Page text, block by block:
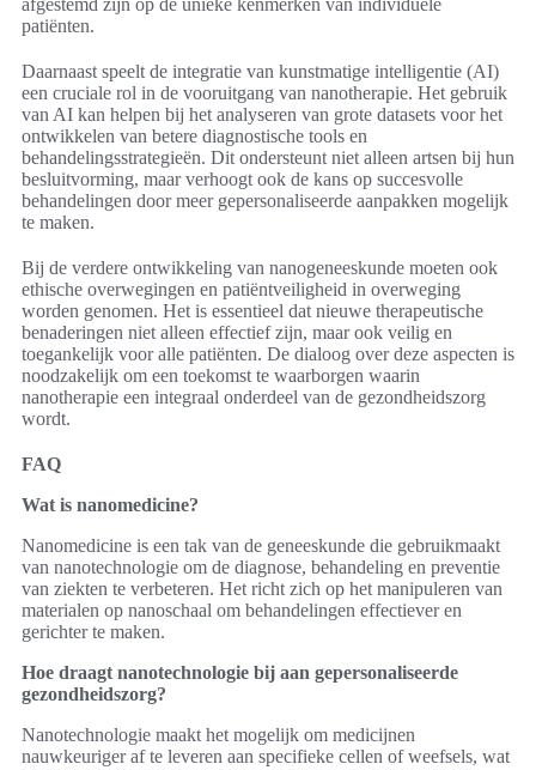
patiënten.
Daarnaast speelt de integratie van kunstmatige intelligentie (AI)
een cruciale rol in de vooruitgang van nanotherapie. Het gebruik
van AI kan helpen bij het analyseren van grote datasets voor het
ontwikkelen van betere diagnostische tools en
behandelingsstrategieën. Dit ondersteunt niet alleen artsen bij hun
besluitvorming, maar verhoogt ook de kans op succesvolle
behandelingen door meer gepersonaliseerde aanpakken mogelijk
te maken.
Bij de verdere ontwikkeling van nanogeneeskunde moeten ook
ethische overwegingen en patiëntveiligheid in overweging
worden genomen. Het is essentieel dat nieuwe therapeutische
benaderingen niet alleen effectief zijn, maar ook veilig en
toegankelijk voor alle patiënten. De dialoog over deze aspecten is
noodzakelijk om een toekomst te waarborgen waarin
nanotherapie een integraal onderdeel van de gezondheidszorg
wordt.
FAQ
Wat is nanomedicine?
Nanomedicine is een tak van de geneeskunde die gebruikmaakt
van nanotechnologie om de diagnose, behandeling en preventie
van ziekten te verbeteren. Het richt zich op het manipuleren van
materialen op nanoschaal om behandelingen effectiever en
gerichter te maken.
Hoe draagt nanotechnologie bij aan gepersonaliseerde
gezondheidszorg?
Nanotechnologie maakt het mogelijk om medicijnen
nauwkeuriger af te leveren aan specifieke cellen of weefsels, wat